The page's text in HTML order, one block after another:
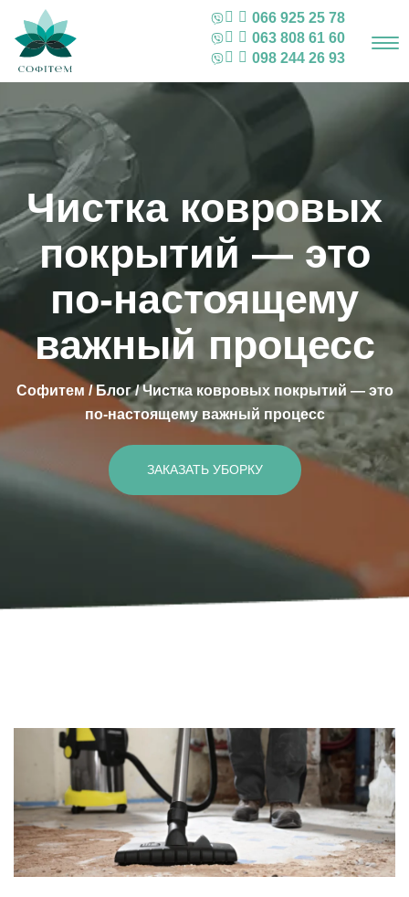
098 244 26 93
063 808 61 60
066 925 25 78
Чистка ковровых
покрытий — это
по-настоящему
важный процесс
Софитем /Блог/Чистка ковровых покрытий — это
по-настоящему важный процесс
ЗАКАЗАТЬ УБОРКУ